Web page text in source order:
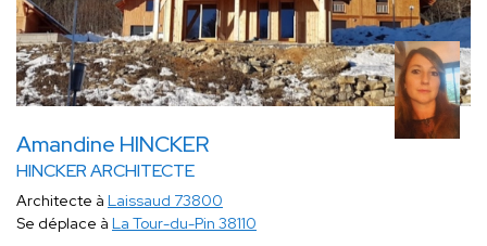
Amandine HINCKER
HINCKER ARCHITECTE
Architecte à Laissaud 73800
Se déplace à La Tour-du-Pin 38110